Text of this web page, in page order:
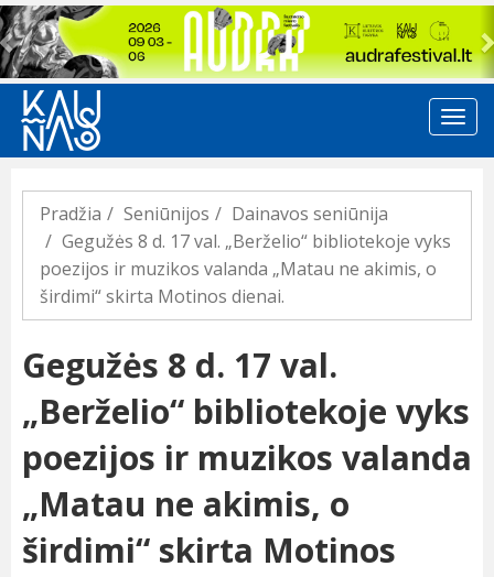
Previous
Pradžia Seniūnijos
Dainavos seniūnija
Gegužės 8 d. 17 val. „Berželio“ bibliotekoje vyks
poezijos ir muzikos valanda „Matau ne akimis, o
širdimi“ skirta Motinos dienai.
Gegužės 8 d. 17 val.
„Berželio“ bibliotekoje vyks
poezijos ir muzikos valanda
„Matau ne akimis, o
širdimi“ skirta Motinos